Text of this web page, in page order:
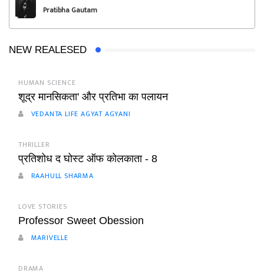
Pratibha Gautam
NEW REALESED
HUMAN SCIENCE
शूद्र मानसिकता' और प्रतिभा का पलायन
VEDANTA LIFE AGYAT AGYANI
THRILLER
प्रतिशोध द घोस्ट ऑफ कोलकाता - 8
RAAHULL SHARMA
LOVE STORIES
Professor Sweet Obession
MARIVELLE
DRAMA